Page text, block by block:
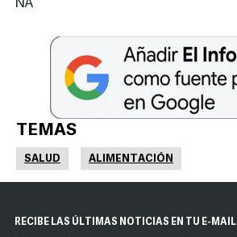
NA
TEMAS
SALUD ALIMENTACIÓN
RECIBE LAS ÚLTIMAS NOTICIAS EN TU E-MAIL